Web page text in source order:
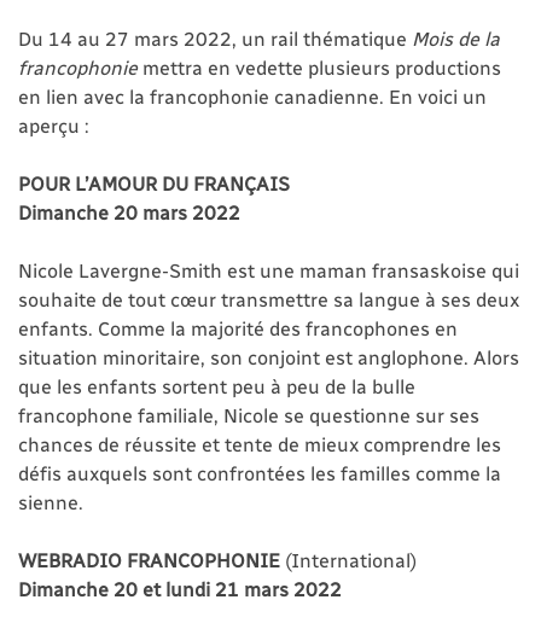
Du 14 au 27 mars 2022, un rail thématique Mois de la
francophoniemettra en vedette plusieurs productions
en lien avec la francophonie canadienne. En voici un
aperçu :
POUR L’AMOUR DU FRANÇAIS
Dimanche 20 mars 2022
Nicole Lavergne-Smith est une maman fransaskoise qui
souhaite de tout cœur transmettre sa langue à ses deux
enfants. Comme la majorité des francophones en
situation minoritaire, son conjoint est anglophone. Alors
que les enfants sortent peu à peu de la bulle
francophone familiale, Nicole se questionne sur ses
chances de réussite et tente de mieux comprendre les
défis auxquels sont confrontées les familles comme la
sienne.
WEBRADIO FRANCOPHONIE (International)
Dimanche 20 et lundi 21 mars 2022